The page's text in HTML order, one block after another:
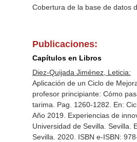
Cobertura de la base de datos
Publicaciones:
Capítulos en Libros
Diez-Quijada Jiménez, Leticia:
Aplicación de un Ciclo de
profesor principiante: Cómo
tarima. Pag. 1260-1282. En:
Año 2019. Experiencias de
Universidad de Sevilla . Sevilla.
Sevilla. 2020. ISBN e-ISBN: